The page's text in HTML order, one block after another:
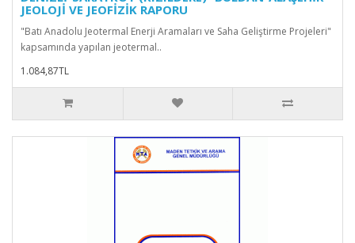
JEOLOJİ VE JEOFİZİK RAPORU
"Batı Anadolu Jeotermal Enerji Aramaları ve Saha Geliştirme Projeleri"
kapsamında yapılan jeotermal..
1.084,87TL